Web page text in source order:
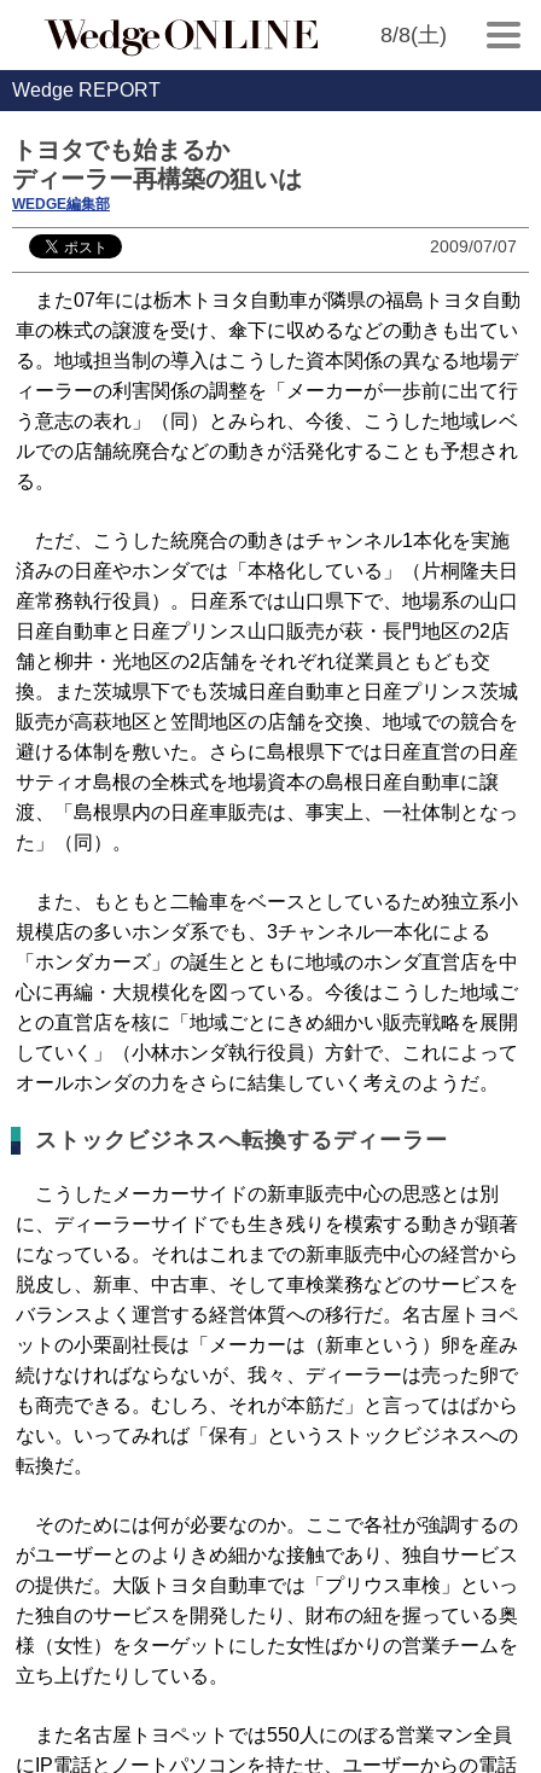
8/8(土)
Wedge REPORT
トヨタでも始まるか
ディーラー再構築の狙いは
WEDGE編集部
2009/07/07
また07年には栃木トヨタ自動車が隣県の福島トヨタ自動
車の株式の譲渡を受け、傘下に収めるなどの動きも出てい
る。地域担当制の導入はこうした資本関係の異なる地場デ
ィーラーの利害関係の調整を「メーカーが一歩前に出て行
う意志の表れ」（同）とみられ、今後、こうした地域レベ
ルでの店舗統廃合などの動きが活発化することも予想され
る。
ただ、こうした統廃合の動きはチャンネル1本化を実施
済みの日産やホンダでは「本格化している」（片桐隆夫日
産常務執行役員）。日産系では山口県下で、地場系の山口
日産自動車と日産プリンス山口販売が萩・長門地区の2店
舗と柳井・光地区の2店舗をそれぞれ従業員ともども交
換。また茨城県下でも茨城日産自動車と日産プリンス茨城
販売が高萩地区と笠間地区の店舗を交換、地域での競合を
避ける体制を敷いた。さらに島根県下では日産直営の日産
サティオ島根の全株式を地場資本の島根日産自動車に譲
渡、「島根県内の日産車販売は、事実上、一社体制となっ
た」（同）。
また、もともと二輪車をベースとしているため独立系小
規模店の多いホンダ系でも、3チャンネル一本化による
「ホンダカーズ」の誕生とともに地域のホンダ直営店を中
心に再編・大規模化を図っている。今後はこうした地域ご
との直営店を核に「地域ごとにきめ細かい販売戦略を展開
していく」（小林ホンダ執行役員）方針で、これによって
オールホンダの力をさらに結集していく考えのようだ。
ストックビジネスへ転換するディーラー
こうしたメーカーサイドの新車販売中心の思惑とは別
に、ディーラーサイドでも生き残りを模索する動きが顕著
になっている。それはこれまでの新車販売中心の経営から
脱皮し、新車、中古車、そして車検業務などのサービスを
バランスよく運営する経営体質への移行だ。名古屋トヨペ
ットの小栗副社長は「メーカーは（新車という）卵を産み
続けなければならないが、我々、ディーラーは売った卵で
も商売できる。むしろ、それが本筋だ」と言ってはばから
ない。いってみれば「保有」というストックビジネスへの
転換だ。
そのためには何が必要なのか。ここで各社が強調するの
がユーザーとのよりきめ細かな接触であり、独自サービス
の提供だ。大阪トヨタ自動車では「プリウス車検」といっ
た独自のサービスを開発したり、財布の紐を握っている奥
様（女性）をターゲットにした女性ばかりの営業チームを
立ち上げたりしている。
また名古屋トヨペットでは550人にのぼる営業マン全員
にIP電話とノートパソコンを持たせ、ユーザーからの電話